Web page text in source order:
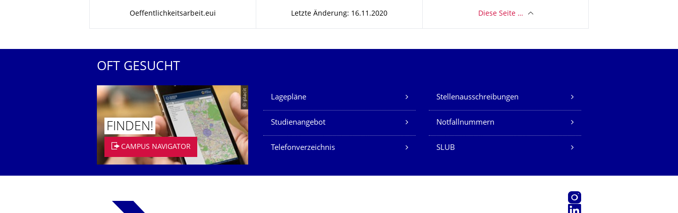
Oeffentlichkeitsarbeit.eui Letzte Änderung: 16.11.2020 Diese Seite …
OFT GESUCHT
© placit
FINDEN!
CAMPUS NAVIGATOR
Unsere Dienste
Lagepläne Stellenausschreibungen
Studienangebot Notfallnummern
Telefonverzeichnis SLUB
Instagram
LinkedIn